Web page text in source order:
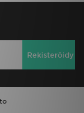
Rekisteröidy